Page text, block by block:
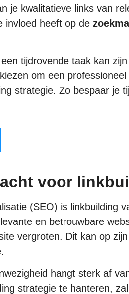
je kwalitatieve links van
invloed heeft op de
tijdrovende taak kan
om een professioneel
strategie. Zo bespaar je
voor
(SEO) is linkbuilding
en betrouwbare
vergroten. Dit kan op
hangt sterk af
strategie te hanteren,